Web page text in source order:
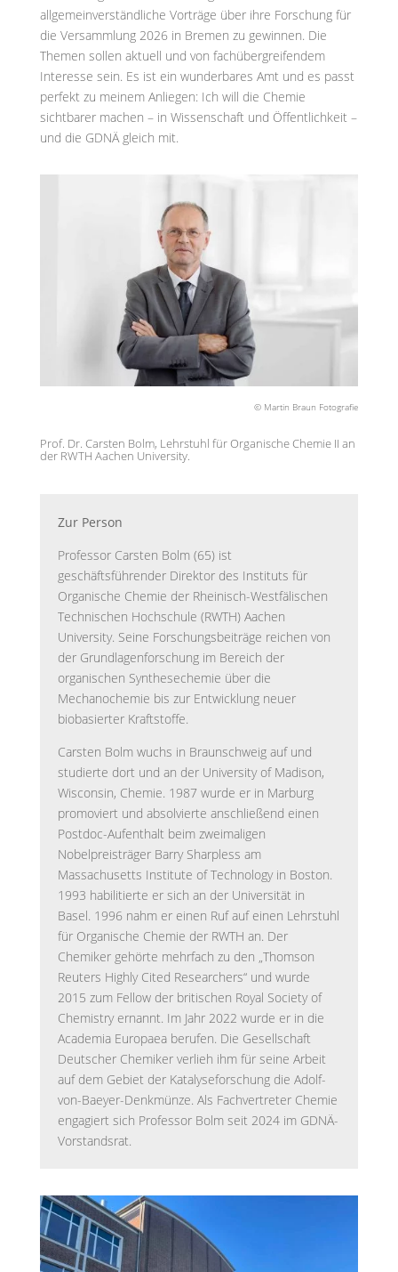
allgemeinverständliche Vorträge über ihre Forschung für
die Versammlung 2026 in Bremen zu gewinnen. Die
Themen sollen aktuell und von fachübergreifendem
Interesse sein. Es ist ein wunderbares Amt und es passt
perfekt zu meinem Anliegen: Ich will die Chemie
sichtbarer machen – in Wissenschaft und Öffentlichkeit –
und die GDNÄ gleich mit.
© Martin Braun Fotografie
Prof. Dr. Carsten Bolm, Lehrstuhl für Organische Chemie II an
der RWTH Aachen University.
Zur Person
Professor Carsten Bolm (65) ist
geschäftsführender Direktor des Instituts für
Organische Chemie der Rheinisch-Westfälischen
Technischen Hochschule (RWTH) Aachen
University. Seine Forschungsbeiträge reichen von
der Grundlagenforschung im Bereich der
organischen Synthesechemie über die
Mechanochemie bis zur Entwicklung neuer
biobasierter Kraftstoffe.
Carsten Bolm wuchs in Braunschweig auf und
studierte dort und an der University of Madison,
Wisconsin, Chemie. 1987 wurde er in Marburg
promoviert und absolvierte anschließend einen
Postdoc-Aufenthalt beim zweimaligen
Nobelpreisträger Barry Sharpless am
Massachusetts Institute of Technology in Boston.
1993 habilitierte er sich an der Universität in
Basel. 1996 nahm er einen Ruf auf einen Lehrstuhl
für Organische Chemie der RWTH an. Der
Chemiker gehörte mehrfach zu den „Thomson
Reuters Highly Cited Researchers“ und wurde
2015 zum Fellow der britischen Royal Society of
Chemistry ernannt. Im Jahr 2022 wurde er in die
Academia Europaea berufen. Die Gesellschaft
Deutscher Chemiker verlieh ihm für seine Arbeit
auf dem Gebiet der Katalyseforschung die Adolf-
von-Baeyer-Denkmünze. Als Fachvertreter Chemie
engagiert sich Professor Bolm seit 2024 im GDNÄ-
Vorstandsrat.